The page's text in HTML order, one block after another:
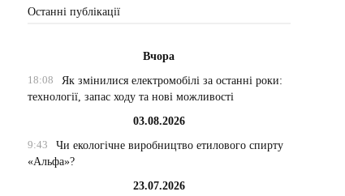
Останні публікації
Вчора
18:08
Як змінилися електромобілі за останні роки:
технології, запас ходу та нові можливості
03.08.2026
9:43
Чи екологічне виробництво етилового спирту
«Альфа»?
23.07.2026